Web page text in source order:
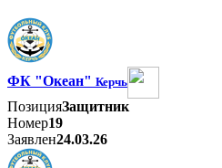
ФК "Океан" Керчь
ПозицияЗащитник
Номер19
Заявлен24.03.26